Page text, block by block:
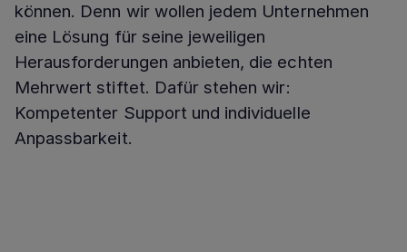
können. Denn wir wollen jedem Unternehmen
eine Lösung für seine jeweiligen
Herausforderungen anbieten, die echten
Mehrwert stiftet. Dafür stehen wir:
Kompetenter Support und individuelle
Anpassbarkeit.